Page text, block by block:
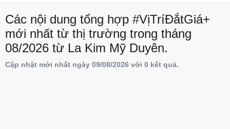
Các nội dung tổng hợp #VịTríĐắtGiá+
mới nhất từ thị trường trong tháng
08/2026 từ La Kim Mỹ Duyên.
Cập nhật mới nhất ngày 09/08/2026 với 0 kết quả.